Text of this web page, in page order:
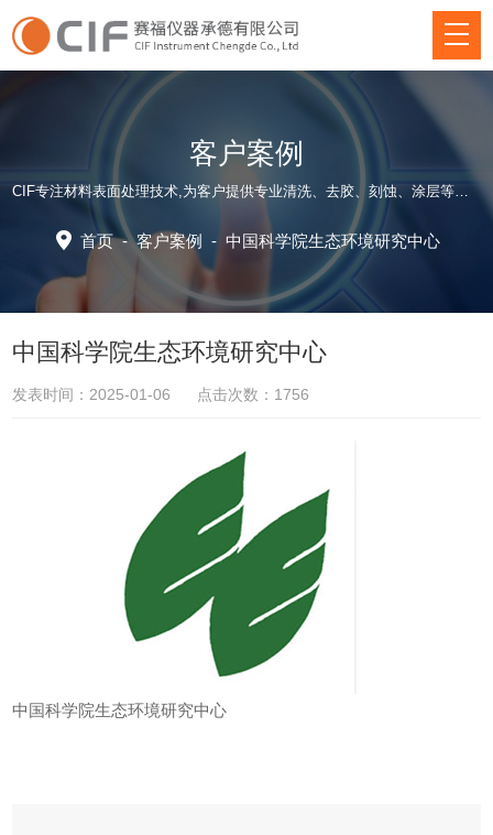
客户案例
CIF专注材料表面处理技术,为客户提供专业清洗、去胶、刻蚀、涂层等方面仪器装备和应用工艺解决方案！
首页-客户案例 - 中国科学院生态环境研究中心
中国科学院生态环境研究中心
发表时间：2025-01-06 点击次数：1756
中国科学院生态环境研究中心